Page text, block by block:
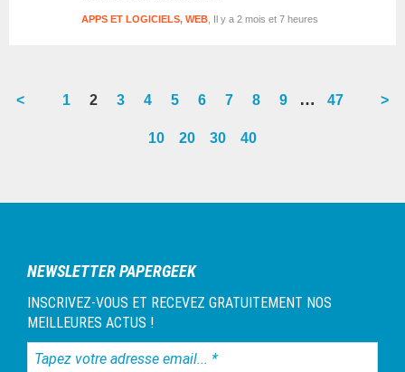
Il y a 2 mois et 7 heures
APPS ET LOGICIELS, WEB
<
Go
1
Go
2
Go
page
3
Go
page
4
Go
page
5
Go
page
6
Go
page
7
Go
page
8
Go
9
Interim
…
Go
47 >
10 20 30 40
latérale
NEWSLETTER PAPERGEEK
INSCRIVEZ-VOUS ET RECEVEZ GRATUITEMENT NOS
MEILLEURES ACTUS !
Tapez